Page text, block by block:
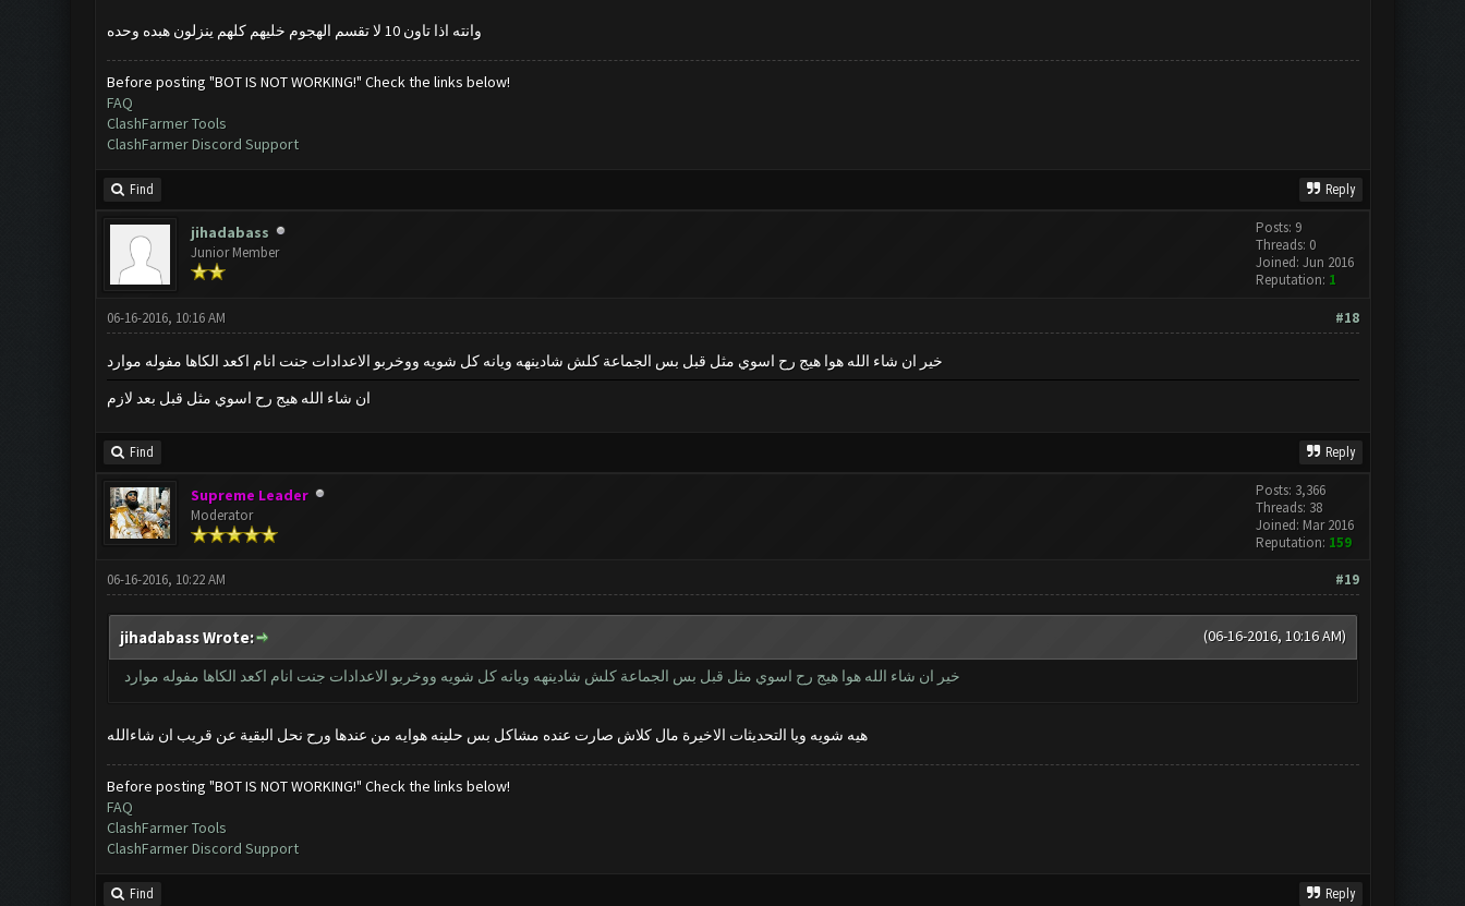
وانته اذا تاون 10 لا تقسم الهجوم خليهم كلهم ينزلون هبده وحده
Before posting "BOT IS NOT WORKING!" Check the links below!
FAQ
ClashFarmer Tools
ClashFarmer Discord Support
Find Reply
jihadabass
Junior Member
Posts: 9
Threads: 0
Joined: Jun 2016
Reputation: 1
#18
06-16-2016, 10:16 AM
خير ان شاء الله هوا هيج رح اسوي مثل قبل بس الجماعة كلش شادينهه ويانه كل شويه ووخربو الاعدادات جنت انام اكعد الكاها مفوله موارد
ان شاء الله هيج رح اسوي مثل قبل بعد لازم
Find Reply
Supreme Leader
Moderator
Posts: 3,366
Threads: 38
Joined: Mar 2016
Reputation: 159
#19
06-16-2016, 10:22 AM
(06-16-2016, 10:16 AM)
jihadabass Wrote:
خير ان شاء الله هوا هيج رح اسوي مثل قبل بس الجماعة كلش شادينهه ويانه كل شويه ووخربو الاعدادات جنت انام اكعد الكاها مفوله موارد
هيه شويه ويا التحديثات الاخيرة مال كلاش صارت عنده مشاكل بس حلينه هوايه من عندها ورح نحل البقية عن قريب ان شاءالله
Before posting "BOT IS NOT WORKING!" Check the links below!
FAQ
ClashFarmer Tools
ClashFarmer Discord Support
Find Reply